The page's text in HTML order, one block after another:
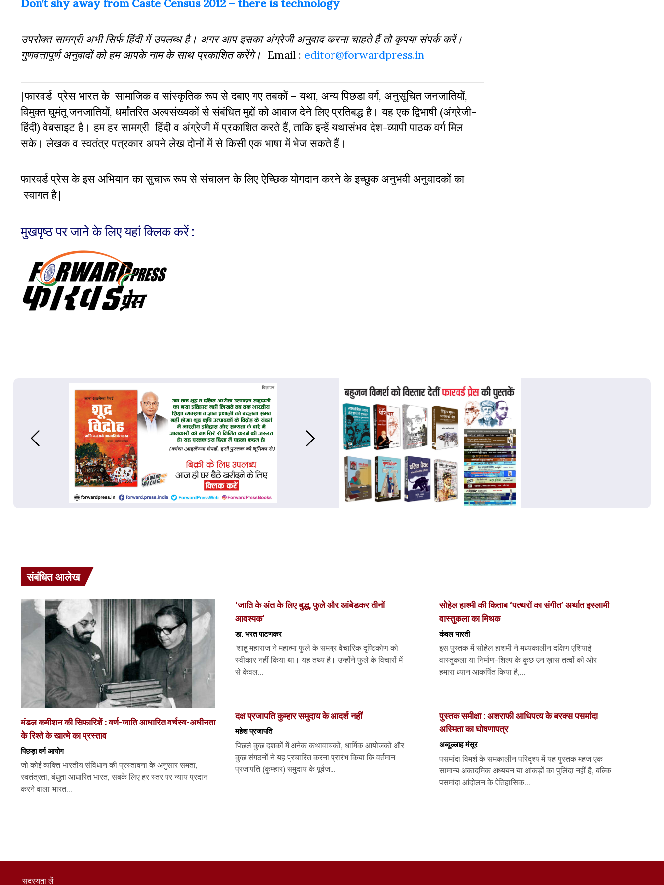
Don’t shy away from Caste Census 2012 – there is technology
उपरोक्त सामग्री अभी सिर्फ हिंदी में उपलब्ध है। अगर आप इसका अंग्रेजी अनुवाद करना चाहते हैं तो कृपया संपर्क करें।
गुणवत्तापूर्ण अनुवादों को हम आपके नाम के साथ प्रकाशित करेंगे। Email : editor@forwardpress.in
[फारवर्ड प्रेस भारत के सामाजिक व सांस्कृतिक रूप से दबाए गए तबकों – यथा, अन्य पिछडा वर्ग, अनुसूचित जनजातियों,
विमुक्त घुमंतू जनजातियों, धर्मांतरित अल्पसंख्यकों से संबंधित मुद्दों को आवाज देने लिए प्रतिबद्ध है। यह एक द्विभाषी (अंग्रेजी-
हिंदी) वेबसाइट है। हम हर सामग्री हिंदी व अंग्रेजी में प्रकाशित करते हैं, ताकि इन्हें यथासंभव देश-व्यापी पाठक वर्ग मिल
सके। लेखक व स्वतंत्र पत्रकार अपने लेख दोनों में से किसी एक भाषा में भेज सकते हैं।
फारवर्ड प्रेस के इस अभियान का सुचारू रूप से संचालन के लिए ऐच्छिक योगदान करने के इच्छुक अनुभवी अनुवादकों का
स्वागत है]
मुखपृष्ठ पर जाने के लिए यहां क्लिक करें :
संबंधित आलेख
मंडल कमीशन की सिफारिशें : वर्ण-जाति आधारित वर्चस्व-अधीनता
के रिश्ते के खात्मे का प्रस्ताव
पिछड़ा वर्ग आयोग
जो कोई व्यक्ति भारतीय संविधान की प्रस्तावना के अनुसार समता,
स्वतंत्रता, बंधुता आधारित भारत, सबके लिए हर स्तर पर न्याय प्रदान
करने वाला भारत...
‘जाति के अंत के लिए बुद्ध, फुले और आंबेडकर तीनों
आवश्यक’
डा. भरत पाटणकर
‘शाहू महाराज ने महात्मा फुले के समग्र वैचारिक दृष्टिकोण को
स्वीकार नहीं किया था। यह तथ्य है। उन्होंने फुले के विचारों में
से केवल...
सोहेल हाश्मी की किताब ‘पत्थरों का संगीत’ अर्थात इस्लामी
वास्तुकला का मिथक
कंवल भारती
इस पुस्तक में सोहेल हाशमी ने मध्यकालीन दक्षिण एशियाई
वास्तुकला या निर्माण-शिल्प के कुछ उन ख़ास तत्वों की ओर
हमारा ध्यान आकर्षित किया है,...
दक्ष प्रजापति कुम्हार समुदाय के आदर्श नहीं
महेश प्रजापति
पिछले कुछ दशकों में अनेक कथावाचकों, धार्मिक आयोजकों और
कुछ संगठनों ने यह प्रचारित करना प्रारंभ किया कि वर्तमान
प्रजापति (कुम्हार) समुदाय के पूर्वज...
पुस्तक समीक्षा : अशराफी आधिपत्य के बरक्स पसमांदा
अस्मिता का घोषणापत्र
अब्दुल्लाह मंसूर
पसमांदा विमर्श के समकालीन परिदृश्य में यह पुस्तक महज एक
सामान्य अकादमिक अध्ययन या आंकड़ों का पुलिंदा नहीं है, बल्कि
पसमांदा आंदोलन के ऐतिहासिक...
सदस्यता लें